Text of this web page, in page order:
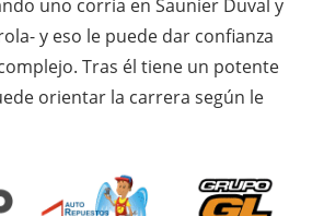
uno corría en Saunier Duval y
y eso le puede dar confianza
Tras él tiene un potente
orientar la carrera según le